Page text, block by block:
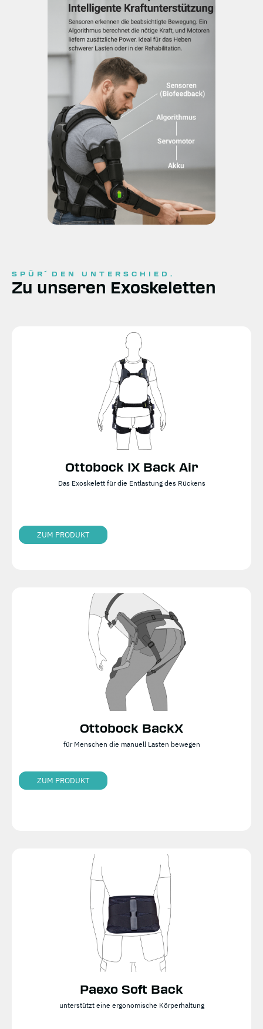
SPÜR´DEN UNTERSCHIED.
Zu unseren Exoskeletten
Ottobock IX Back Air
Das Exoskelett für die Entlastung des Rückens
ZUM PRODUKT
Ottobock BackX
für Menschen die manuell Lasten bewegen
ZUM PRODUKT
Paexo Soft Back
unterstützt eine ergonomische Körperhaltung